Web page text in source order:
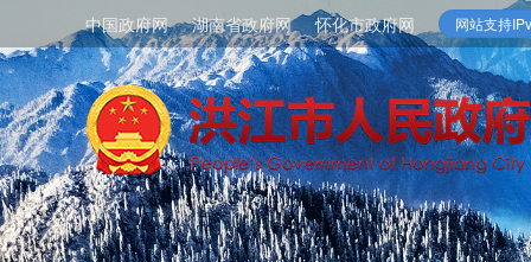
中国政府网 湖南省政府网 怀化市政府网 网站支持